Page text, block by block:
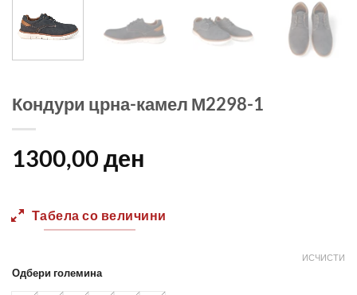
Кондури црна-камел М2298-1
1300,00 ден
Табела со величини
Одбери големина
ИСЧИСТИ